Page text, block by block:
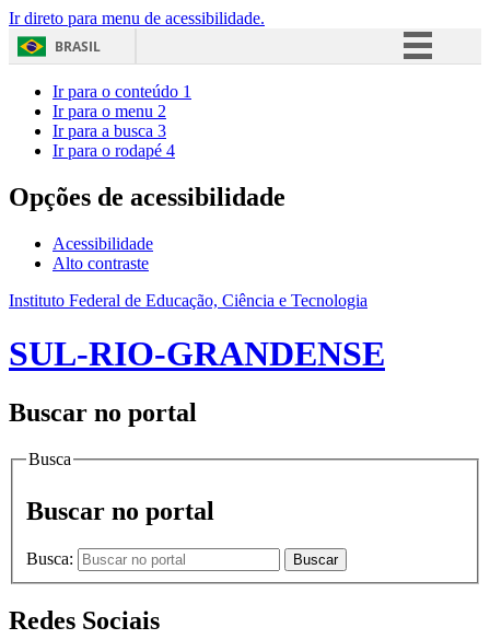
Ir direto para menu de acessibilidade.
BRASIL
Acesso à informação
Ir para o conteúdo 1
Ir para o menu 2
Ir para a busca 3
Ir para o rodapé 4
Opções de acessibilidade
Acessibilidade
Alto contraste
Instituto Federal de Educação, Ciência e Tecnologia
SUL-RIO-GRANDENSE
Buscar no portal
Busca
Buscar no portal
Busca: Buscar
Redes Sociais